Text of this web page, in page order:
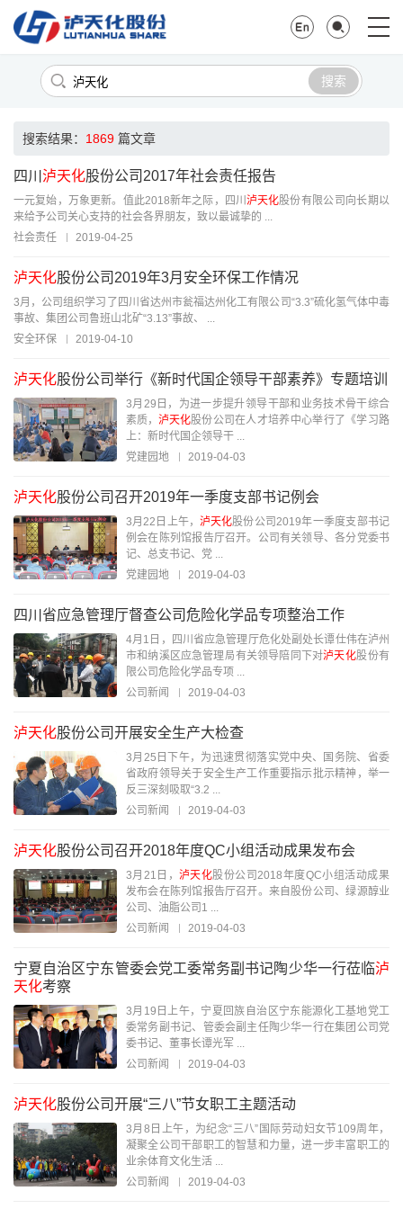
搜索
搜索结果： 1869 篇文章
四川 泸天化股份公司2017年社会责任报告
一元复始，万象更新。值此2018新年之际，四川 泸天化股份有限公司向长期以
来给予公司关心支持的社会各界朋友，致以最诚挚的 ...
社会责任
2019-04-25
泸天化股份公司2019年3月安全环保工作情况
3月，公司组织学习了四川省达州市瓮福达州化工有限公司“3.3”硫化氢气体中毒
事故、集团公司鲁班山北矿“3.13”事故、 ...
安全环保
2019-04-10
泸天化股份公司举行《新时代国企领导干部素养》专题培训
3月29日，为进一步提升领导干部和业务技术骨干综合
素质， 泸天化股份公司在人才培养中心举行了《学习路
上：新时代国企领导干 ...
党建园地
2019-04-03
泸天化股份公司召开2019年一季度支部书记例会
3月22日上午， 泸天化股份公司2019年一季度支部书记
例会在陈列馆报告厅召开。公司有关领导、各分党委书
记、总支书记、党 ...
党建园地
2019-04-03
四川省应急管理厅督查公司危险化学品专项整治工作
4月1日，四川省应急管理厅危化处副处长谭仕伟在泸州
市和纳溪区应急管理局有关领导陪同下对泸天化股份有
限公司危险化学品专项 ...
公司新闻
2019-04-03
泸天化股份公司开展安全生产大检查
3月25日下午，为迅速贯彻落实党中央、国务院、省委
省政府领导关于安全生产工作重要指示批示精神，举一
反三深刻吸取“3.2 ...
公司新闻
2019-04-03
泸天化股份公司召开2018年度QC小组活动成果发布会
3月21日， 泸天化股份公司2018年度QC小组活动成果
发布会在陈列馆报告厅召开。来自股份公司、绿源醇业
公司、油脂公司1 ...
公司新闻
2019-04-03
宁夏自治区宁东管委会党工委常务副书记陶少华一行莅临泸
天化考察
3月19日上午，宁夏回族自治区宁东能源化工基地党工
委常务副书记、管委会副主任陶少华一行在集团公司党
委书记、董事长谭光军 ...
公司新闻
2019-04-03
泸天化股份公司开展“三八”节女职工主题活动
3月8日上午，为纪念“三八”国际劳动妇女节109周年，
凝聚全公司干部职工的智慧和力量，进一步丰富职工的
业余体育文化生活 ...
公司新闻
2019-04-03